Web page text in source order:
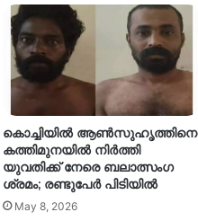
കൊച്ചിയിൽ ആൺസുഹൃത്തിനെ
കത്തിമുനയിൽ നിർത്തി
യുവതിക്ക് നേരെ ബലാത്സംഗ​
ശ്രമം; രണ്ടുപേർ പിടിയിൽ
May 8, 2026